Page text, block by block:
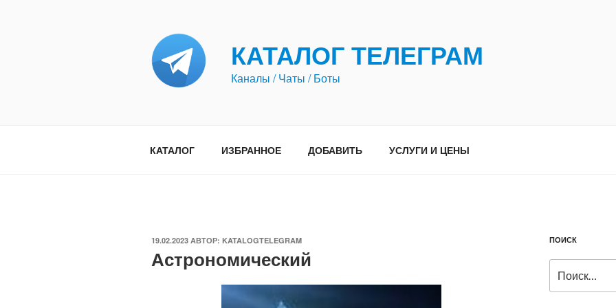
КАТАЛОГ ТЕЛЕГРАМ
Каналы / Чаты / Боты
КАТАЛОГ ИЗБРАННОЕ ДОБАВИТЬ УСЛУГИ И ЦЕНЫ
ОПУБЛИКОВАНО
19.02.2023 АВТОР: KATALOGTELEGRAM
Астрономический
ПОИСК